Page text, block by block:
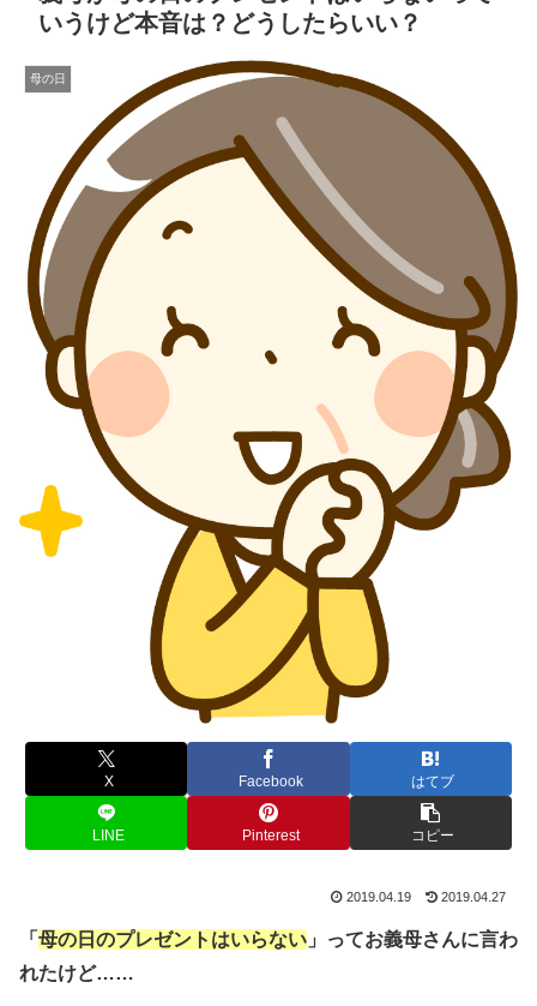
いうけど本音は？どうしたらいい？
母の日
X Facebook はてブ
LINE Pinterest コピー
2019.04.19 2019.04.27
「 母の日のプレゼントはいらない 」ってお義母さんに言わ
れたけど……